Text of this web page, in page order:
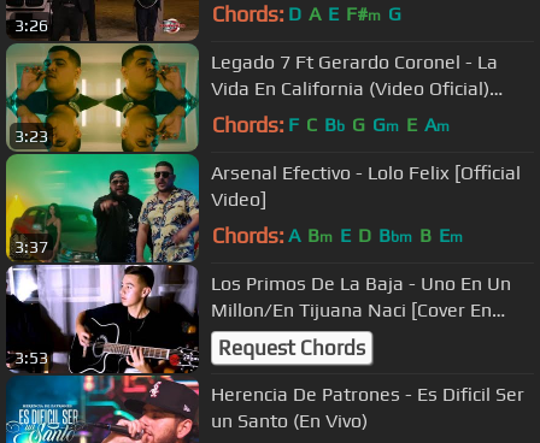
3:26 Chords: D A E F#m G
3:23
Legado 7 Ft Gerardo Coronel - La
Vida En California (Video Oficial)
(2017) - "EXCLUSIVO"
Chords: F C Bb G Gm E Am
3:37
Arsenal Efectivo - Lolo Felix [Official
Video]
Chords: A Bm E D Bbm B Em
3:53
Los Primos De La Baja - Uno En Un
Millon/En Tijuana Naci [Cover En
Vivo] Corridos 2018
Request Chords
Herencia De Patrones - Es Dificil Ser
un Santo (En Vivo)